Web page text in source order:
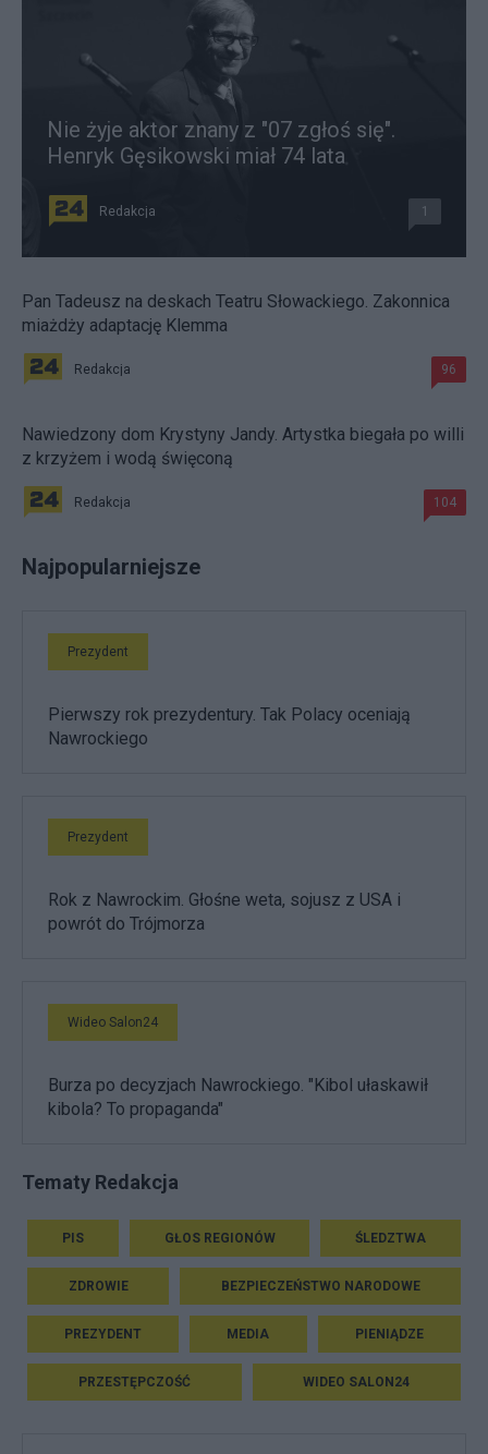
Nie żyje aktor znany z "07 zgłoś się".
Henryk Gęsikowski miał 74 lata
Redakcja 1
Pan Tadeusz na deskach Teatru Słowackiego. Zakonnica
miażdży adaptację Klemma
Redakcja 96
Nawiedzony dom Krystyny Jandy. Artystka biegała po willi
z krzyżem i wodą święconą
Redakcja 104
Najpopularniejsze
Prezydent
Pierwszy rok prezydentury. Tak Polacy oceniają
Nawrockiego
Prezydent
Rok z Nawrockim. Głośne weta, sojusz z USA i
powrót do Trójmorza
Wideo Salon24
Burza po decyzjach Nawrockiego. "Kibol ułaskawił
kibola? To propaganda"
Tematy Redakcja
PIS GŁOS REGIONÓW ŚLEDZTWA
ZDROWIE BEZPIECZEŃSTWO NARODOWE
PREZYDENT MEDIA PIENIĄDZE
PRZESTĘPCZOŚĆ WIDEO SALON24